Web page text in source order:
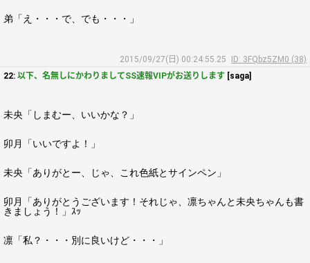
弟「え・・・で、でも・・・」
2015/09/27(日) 00:24:55.25
ID: 3FQbz5ZM0 (38)
22: 以下、名無しにかわりましてSS速報VIPがお送りします [saga]
未央「しまむー、いいかな？」
卯月「いいですよ！」
未央「ありがとー、じゃ、これ色紙とサインペン」
卯月「ありがとうございます！それじゃ、凛ちゃんと未央ちゃんも書
きましょう！」ｽｯ
凛「私？・・・別に良いけど・・・」